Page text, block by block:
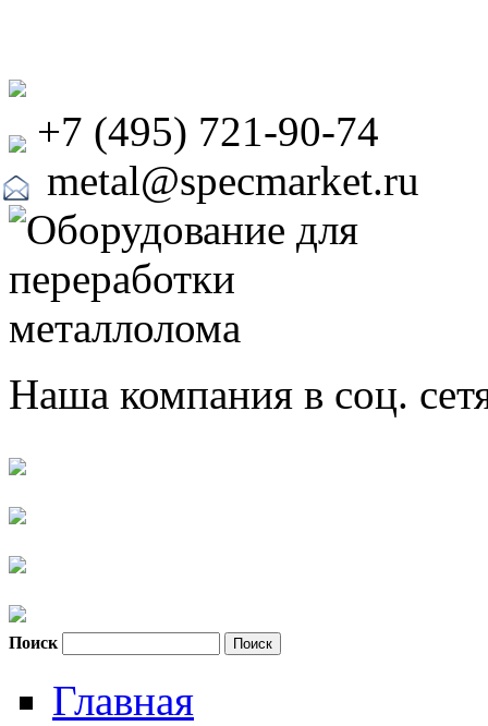
+7 (495) 721-90-74
metal@specmarket.ru
Наша компания в соц.
Поиск
Главная